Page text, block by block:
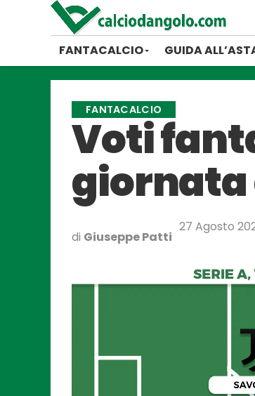
FANTACALCIO GUIDA
FANTACALCIO
Voti
giornata
di Giuseppe Patti
27 Agosto